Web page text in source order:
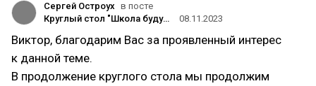
Сергей Остроух в посте
Круглый стол "Школа будущего: к чему и как идти?"
08.11.2023
Виктор, благодарим Вас за проявленный интерес
к данной теме.
В продолжение круглого стола мы продолжим